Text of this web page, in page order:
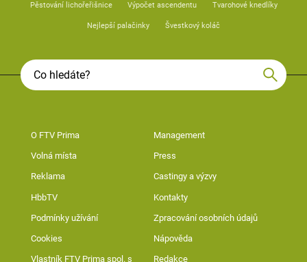
Pěstování lichořeřišnice Výpočet ascendentu Tvarohové knedlíky
Nejlepší palačinky Švestkový koláč
O FTV Prima Management
Volná místa Press
Reklama Castingy a výzvy
HbbTV Kontakty
Podmínky užívání Zpracování osobních údajů
Cookies Nápověda
Vlastník FTV Prima spol. s Redakce